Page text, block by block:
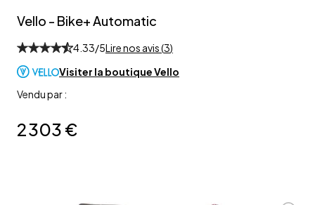
Vello - Bike+ Automatic
4.33/5Lire nos avis (3)
Visiter la boutiqueVello
Vendu par :
2 303 €